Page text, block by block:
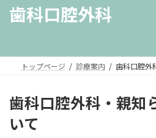
歯科口腔外科
トップページ 診療案内 歯科口腔外
歯科口腔外科・親知
いて